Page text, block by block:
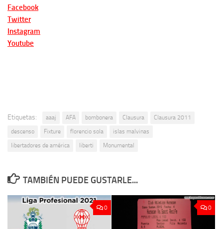
Facebook
Twitter
Instagram
Youtube
Etiquetas: aaaj AFA bombonera Clausura
Clausura 2011
descenso
Fixture florencio sola
islas malvinas
libertadores de américa
liberti Monumental
TAMBIÉN PUEDE GUSTARLE...
0 0